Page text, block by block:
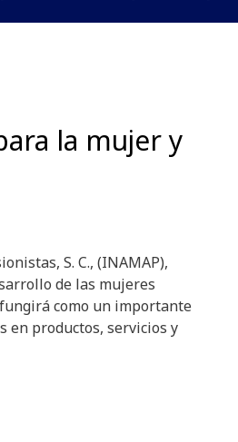
la mujer y
S. C., (INAMAP),
de las mujeres
como un importante
en productos, servicios y